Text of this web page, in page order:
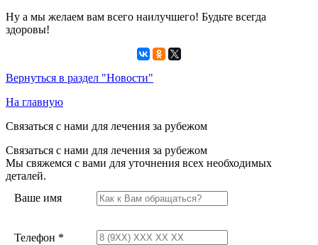
Ну а мы желаем вам всего наилучшего! Будьте всегда
здоровы!
Вернуться в раздел "Новости"
На главную
Связаться с нами для лечения за рубежом
Связаться с нами для лечения за рубежом
Мы свяжемся с вами для уточнения всех необходимых
деталей.
Ваше имя
Телефон *